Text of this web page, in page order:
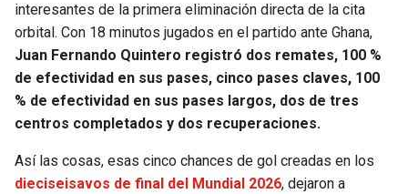
interesantes de la primera eliminación directa de la cita
orbital. Con 18 minutos jugados en el partido ante Ghana,
Juan Fernando Quintero registró dos remates, 100 %
de efectividad en sus pases, cinco pases claves, 100
% de efectividad en sus pases largos, dos de tres
centros completados y dos recuperaciones.
Así las cosas, esas cinco chances de gol creadas en los
dieciseisavos de final del Mundial 2026, dejaron a